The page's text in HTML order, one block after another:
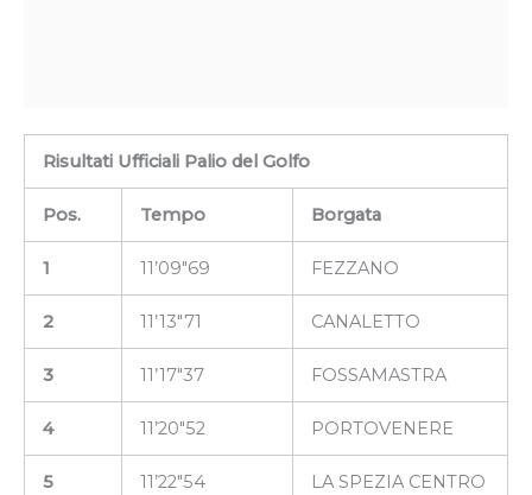
Risultati Ufficiali Palio del Golfo
Pos. Tempo Borgata
1 11’09″69 FEZZANO
2 11’13″71 CANALETTO
3 11’17″37 FOSSAMASTRA
4 11’20″52 PORTOVENERE
5 11’22″54 LA SPEZIA CENTRO